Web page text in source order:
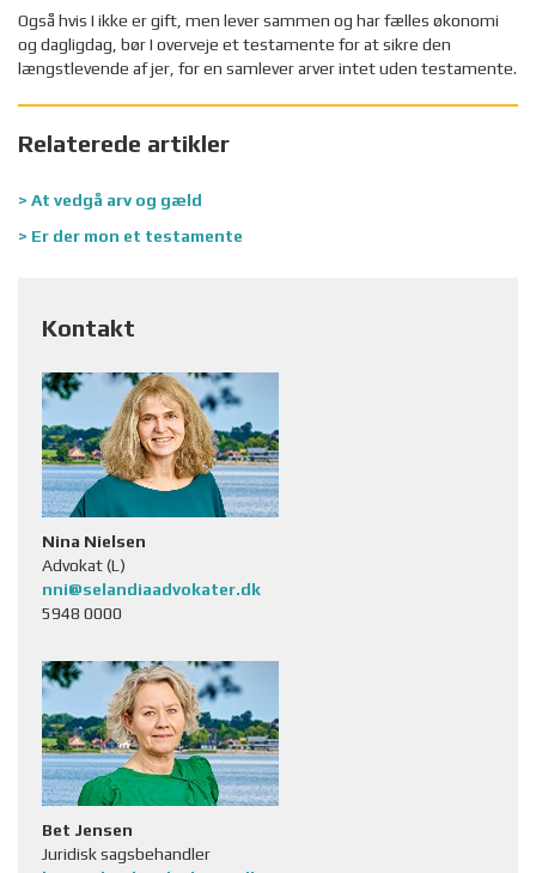
Også hvis I ikke er gift, men lever sammen og har fælles økonomi
og dagligdag, bør I overveje et testamente for at sikre den
længstlevende af jer, for en samlever arver intet uden testamente.
Relaterede artikler
> At vedgå arv og gæld
> Er der mon et testamente
Kontakt
Nina Nielsen
Advokat (L)
nni@selandiaadvokater.dk
5948 0000
Bet Jensen
Juridisk sagsbehandler